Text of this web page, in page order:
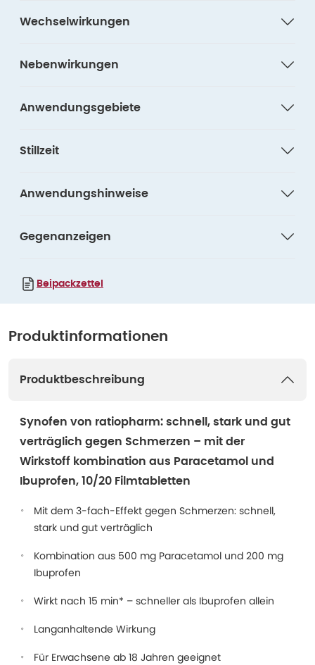
Wechselwirkungen
Nebenwirkungen
Anwendungsgebiete
Stillzeit
Anwendungshinweise
Gegenanzeigen
Beipackzettel
Produktinformationen
Produktbeschreibung
Synofen von ratiopharm: schnell, stark und gut
verträglich gegen Schmerzen – mit der
Wirkstoff kombination aus Paracetamol und
Ibuprofen, 10/20 Filmtabletten
Mit dem 3-fach-Effekt gegen Schmerzen: schnell,
stark und gut verträglich
Kombination aus 500 mg Paracetamol und 200 mg
Ibuprofen
Wirkt nach 15 min* – schneller als Ibuprofen allein
Langanhaltende Wirkung
Für Erwachsene ab 18 Jahren geeignet